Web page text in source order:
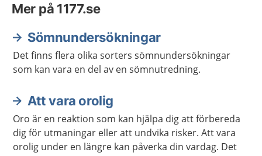
Mer på 1177.se
Sömnundersökningar
Det finns flera olika sorters sömnundersökningar
som kan vara en del av en sömnutredning.
Att vara orolig
Oro är en reaktion som kan hjälpa dig att förbereda
dig för utmaningar eller att undvika risker. Att vara
orolig under en längre kan påverka din vardag. Det